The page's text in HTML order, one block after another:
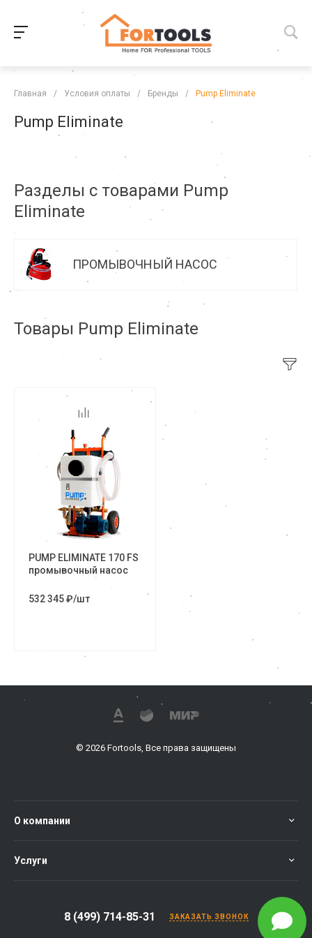
Главная / Условия оплаты / Бренды / Pump Eliminate
Pump Eliminate
Разделы с товарами Pump
Eliminate
ПРОМЫВОЧНЫЙ НАСОС
Товары Pump Eliminate
PUMP ELIMINATE 170 FS
промывочный насос
532 345 ₽/шт
© 2026 Fortools, Все права защищены
О компании
Услуги
8 (499) 714-85-31 ЗАКАЗАТЬ ЗВОНОК